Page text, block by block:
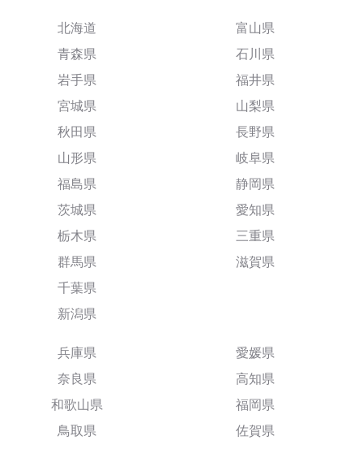
北海道
青森県
岩手県
宮城県
秋田県
山形県
福島県
茨城県
栃木県
群馬県
千葉県
新潟県
富山県
石川県
福井県
山梨県
長野県
岐阜県
静岡県
愛知県
三重県
滋賀県
兵庫県
奈良県
和歌山県
鳥取県
愛媛県
高知県
福岡県
佐賀県